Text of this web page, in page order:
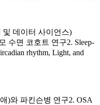
데이터 사이언스)
수면 코호트 연구2. Sleep-
rhythm, Light, and
)와 파킨슨병 연구2. OSA